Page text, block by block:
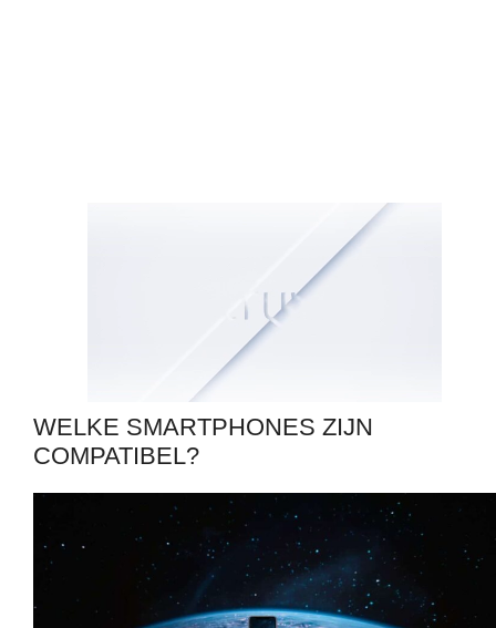
WELKE SMARTPHONES ZIJN
COMPATIBEL?